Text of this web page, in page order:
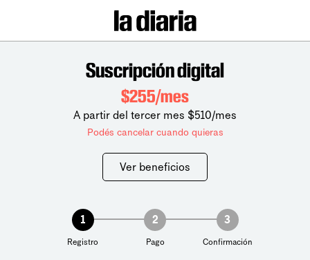
Suscripción digital
$255/mes
A partir del tercer mes $510/mes
Podés cancelar cuando quieras
Ver beneficios
1
Registro
2
Pago
3
Confirmación